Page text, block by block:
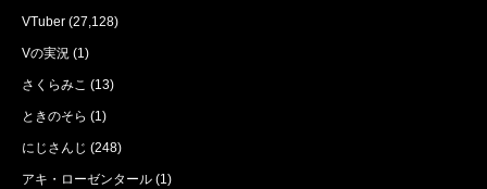
VTuber (27,128)
Vの実況 (1)
さくらみこ (13)
ときのそら (1)
にじさんじ (248)
アキ・ローゼンタール (1)